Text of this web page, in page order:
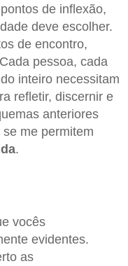
de inflexão,
deve escolher.
de encontro,
pessoa, cada
inteiro necessitam
refletir, discernir e
anteriores
me permitem
.
vocês
evidentes.
as